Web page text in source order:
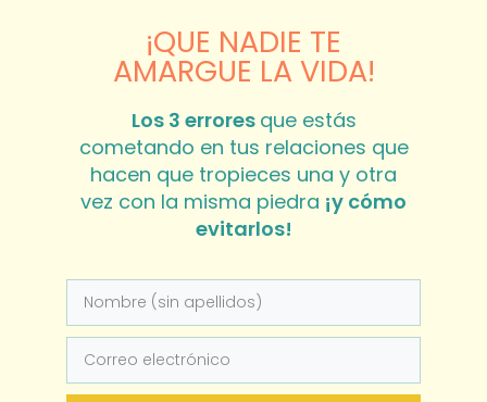
¡QUE NADIE TE
AMARGUE LA VIDA!
Los 3 errores que estás
cometando en tus relaciones que
hacen que tropieces una y otra
vez con la misma piedra ¡y cómo
evitarlos!